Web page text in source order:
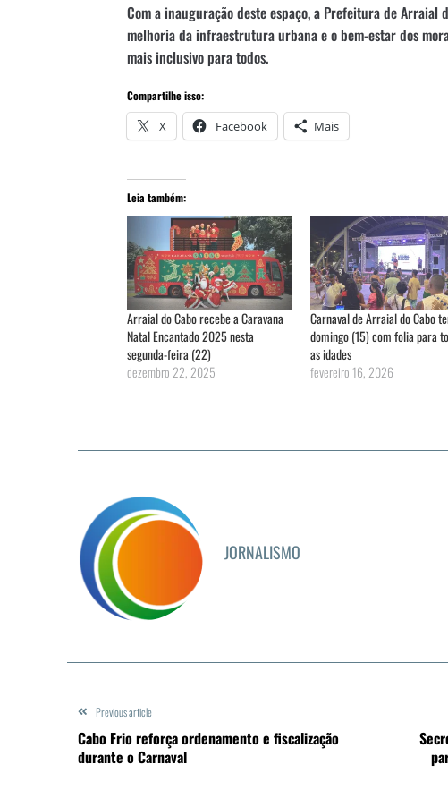
Com a inauguração deste espaço, a Prefeitura de Arraial
melhoria da infraestrutura urbana e o bem-estar dos
mais inclusivo para todos.
Compartilhe isso:
X Facebook Mais
Leia também:
Arraial do Cabo recebe a Caravana
Natal Encantado 2025 nesta
segunda-feira (22)
dezembro 22, 2025
Carnaval de Arraial do Cabo
domingo (15) com folia para
as idades
fevereiro 16, 2026
JORNALISMO
Previous article
Cabo Frio reforça ordenamento e fiscalização
durante o Carnaval